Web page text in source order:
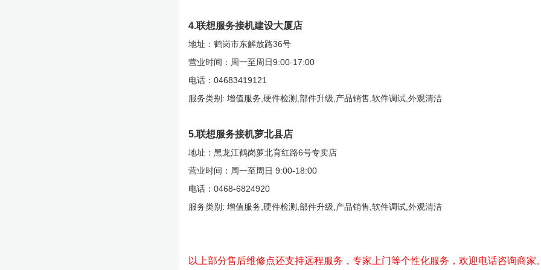
4.联想服务接机建设大厦店
地址：鹤岗市东解放路36号
营业时间：周一至周日9:00-17:00
电话：04683419121
服务类别: 增值服务,硬件检测,部件升级,产品销售,软件调试,外观清洁
5.联想服务接机萝北县店
地址：黑龙江鹤岗萝北育红路6号专卖店
营业时间：周一至周日 9:00-18:00
电话：0468-6824920
服务类别: 增值服务,硬件检测,部件升级,产品销售,软件调试,外观清洁
以上部分售后维修点还支持远程服务，专家上门等个性化服务，欢迎电话咨询商家